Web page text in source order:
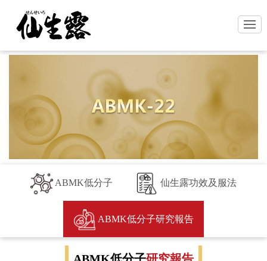
ABMK低分子 仙生露功效及服法
ABMK低分子研究報告